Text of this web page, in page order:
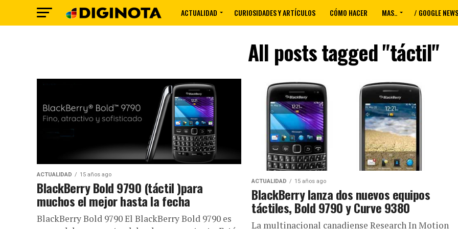
ACTUALIDAD CURIOSIDADES Y ARTÍCULOS CÓMO HACER MAS.. / GOOGLE NEWS
All posts tagged "táctil"
ACTUALIDAD 15 años ago
BlackBerry Bold 9790 (táctil )para
muchos el mejor hasta la fecha
BlackBerry Bold 9790 El BlackBerry Bold 9790 es
ACTUALIDAD 15 años ago
BlackBerry lanza dos nuevos equipos
táctiles, Bold 9790 y Curve 9380
La multinacional canadiense Research In Motion